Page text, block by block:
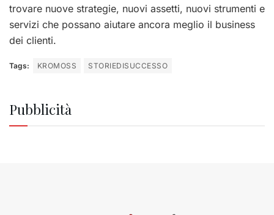
trovare nuove strategie, nuovi assetti, nuovi strumenti e
servizi che possano aiutare ancora meglio il business
dei clienti.
Tags: KROMOSS STORIEDISUCCESSO
Pubblicità